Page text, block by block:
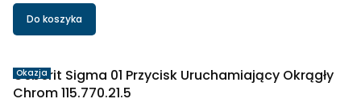
Do koszyka
Okazja
Geberit Sigma 01 Przycisk Uruchamiający Okrągły
Chrom 115.770.21.5